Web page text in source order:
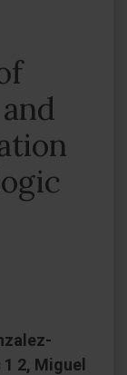
2, Miguel